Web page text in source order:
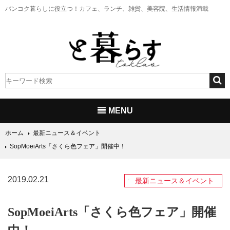
バンコク暮らしに役立つ！ カフェ、ランチ、雑貨、美容院、生活情報満載
MENU
ホーム
最新ニュース＆イベント
SopMoeiArts「さくら色フェア」開催中！
2019.02.21 最新ニュース＆イベント
SopMoeiArts「さくら色フェア」開催